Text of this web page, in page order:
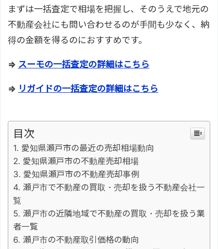
まずは一括査定で相場を把握し、そのうえで地元の
不動産会社にも問い合わせるのが手間も少なく、納
得の金額を得るのにおすすめです。
⇒ スーモの一括査定の詳細はこちら
⇒ リガイドの一括査定の詳細はこちら
目次
愛知県瀬戸市の最近の売却相場動向
愛知県瀬戸市の不動産売却相場
愛知県瀬戸市の不動産売却事例
瀬戸市で不動産の買取・売却を扱う不動産会社一
覧
瀬戸市の近隣地域で不動産の買取・売却を扱う業
者一覧
瀬戸市の不動産取引価格の動向